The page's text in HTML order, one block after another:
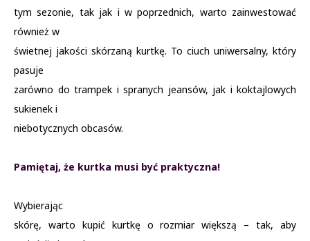
tym sezonie, tak jak i w poprzednich, warto zainwestować
również w
świetnej jakości skórzaną kurtkę. To ciuch uniwersalny, który
pasuje
zarówno do trampek i spranych jeansów, jak i koktajlowych
sukienek i
niebotycznych obcasów.
Pamiętaj, że kurtka musi być praktyczna!
Wybierając
skórę, warto kupić kurtkę o rozmiar większą – tak, aby